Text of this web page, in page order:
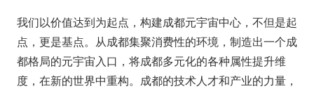
我们以价值达到为起点，构建成都元宇宙中心，不但是起
点，更是基点。从成都集聚消费性的环境，制造出一个成
都格局的元宇宙入口，将成都多元化的各种属性提升维
度，在新的世界中重构。成都的技术人才和产业的力量，